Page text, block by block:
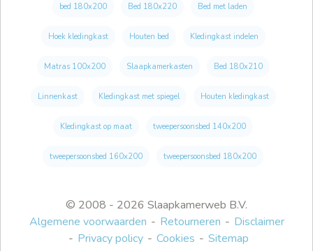
© 2008 - 2026 Slaapkamerweb B.V.
Algemene voorwaarden
Retourneren
Disclaimer
Privacy policy
Cookies Sitemap
bed 180x200 Bed 180x220 Bed met laden
Hoek kledingkast Houten bed Kledingkast indelen
Matras 100x200 Slaapkamerkasten Bed 180x210
Linnenkast Kledingkast met spiegel Houten kledingkast
Kledingkast op maat tweepersoonsbed 140x200
tweepersoonsbed 160x200 tweepersoonsbed 180x200